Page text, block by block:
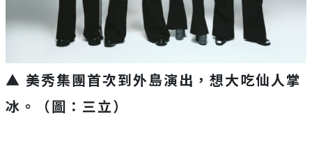
▲ 美秀集團首次到外島演出，想大吃仙人掌
冰。（圖：三立）